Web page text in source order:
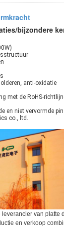
bijzondere
anti-oxidatie
met de RoHS-
en niet vervormde pin
co., ltd.
van platte
en verkoop